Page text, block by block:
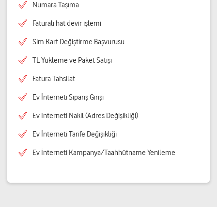
Numara Taşıma
Faturalı hat devir işlemi
Sim Kart Değiştirme Başvurusu
TL Yükleme ve Paket Satışı
Fatura Tahsilat
Ev İnterneti Sipariş Girişi
Ev İnterneti Nakil (Adres Değişikliği)
Ev İnterneti Tarife Değişikliği
Ev İnterneti Kampanya/Taahhütname Yenileme